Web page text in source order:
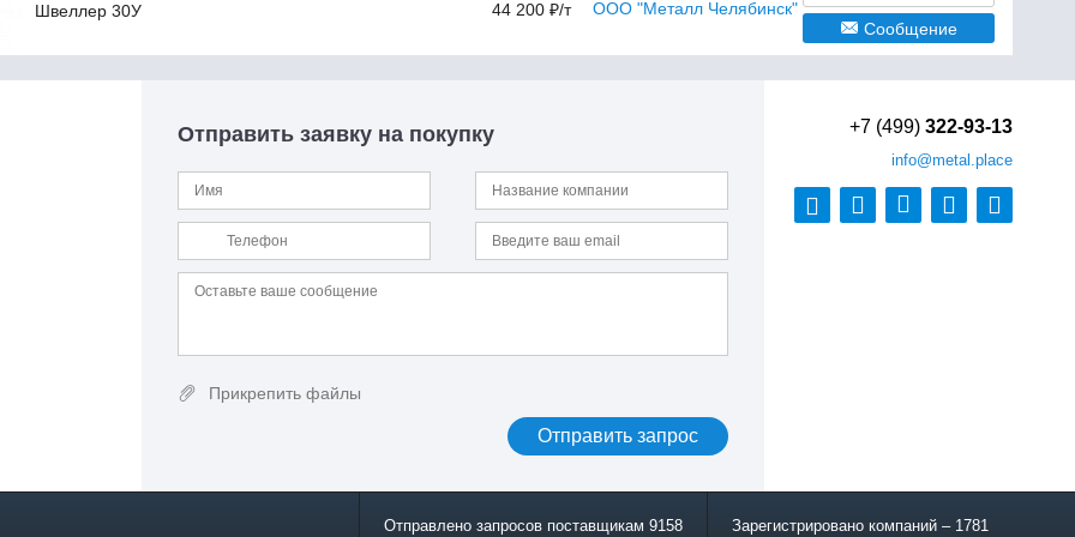
Швеллер 30У 44 200 ₽/т ООО "Металл Челябинск"
Сообщение
Отправить заявку на покупку
Прикрепить файлы
+7 (499) 322-93-13
info@metal.place
Зарегистрировано компаний – 1781
Отправлено запросов поставщикам 9158